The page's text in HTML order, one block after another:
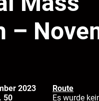
–
2023
50
Route
Es wurde